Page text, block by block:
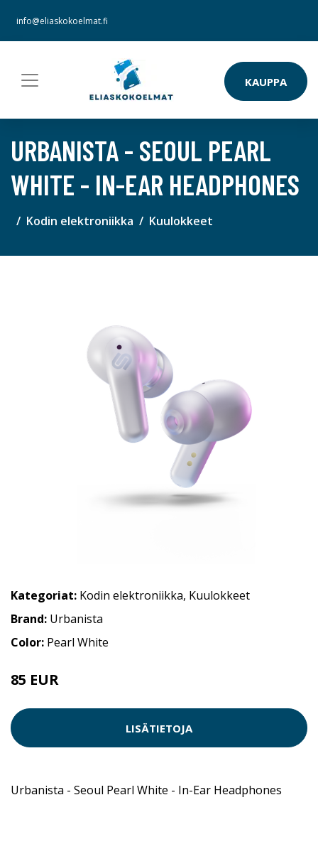
info@eliaskokoelmat.fi
KAUPPA
URBANISTA - SEOUL PEARL
WHITE - IN-EAR HEADPHONES
Kodin elektroniikka Kuulokkeet
Kategoriat: Kodin elektroniikka, Kuulokkeet
Brand: Urbanista
Color: Pearl White
85 EUR
LISÄTIETOJA
Urbanista - Seoul Pearl White - In-Ear Headphones